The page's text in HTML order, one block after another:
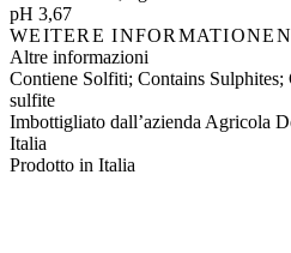
pH 3,67
WEITERE INFORMATIONEN
Altre informazioni
Contiene Solfiti; Contains
sulfite
Imbottigliato dall’azienda Agricola
Italia
Prodotto in Italia